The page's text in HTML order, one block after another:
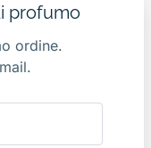
profumo
ordine.